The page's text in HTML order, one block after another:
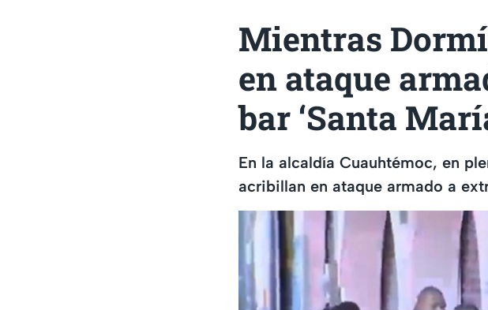
Mientras
en ataque
bar ‘Santa
En la alcaldía Cuauhtémoc, en
acribillan en ataque armado a